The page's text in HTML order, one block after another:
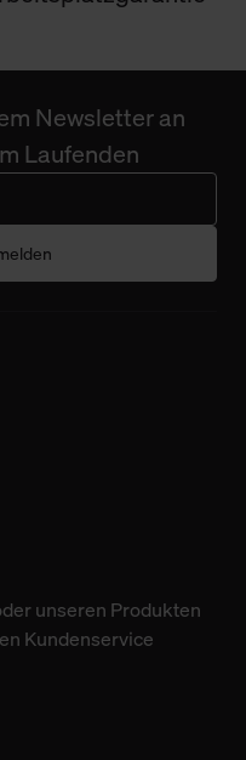
Newsletter an
Laufenden
unseren Produkten
Kundenservice